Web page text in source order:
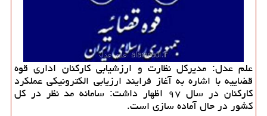
علم عدل: مدیركل نظارت و ارزشیابی كاركنان اداری قوه
قضاییه با اشاره به آغاز فرایند ارزیابی الكترونیكی عملكرد
كاركنان در سال ۹۷ اظهار داشت: سامانه مد نظر در كل
كشور در حال آماده سازی است.